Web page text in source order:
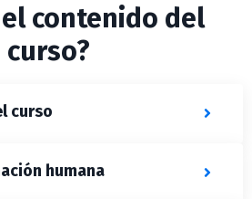
el contenido del
curso?
curso
humana